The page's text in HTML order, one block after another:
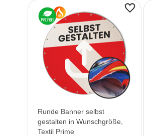
Runde Banner selbst
gestalten in Wunschgröße,
Textil Prime